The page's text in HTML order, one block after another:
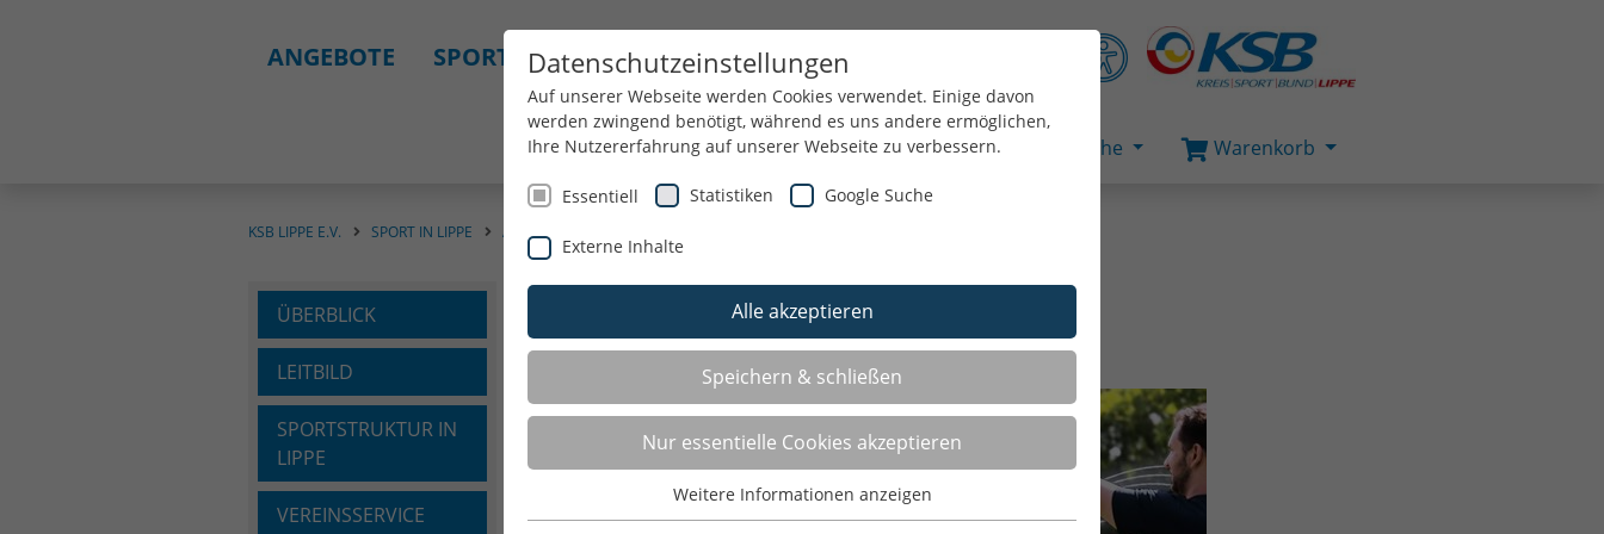
ANGEBOTE SPORT IN LIPPE THEMEN SERVICE
Suche Warenkorb
KSB LIPPE E.V. SPORT IN LIPPE AKTUELLES
ÜBERBLICK
LEITBILD
SPORTSTRUKTUR IN
LIPPE
VEREINSSERVICE
Freie Plätze in den ÜL-C Basismodulen
10.02.2026
Datenschutzeinstellungen
Auf unserer Webseite werden Cookies verwendet. Einige davon
werden zwingend benötigt, während es uns andere ermöglichen,
Ihre Nutzererfahrung auf unserer Webseite zu verbessern.
Essentiell Statistiken Google Suche
Externe Inhalte
Alle akzeptieren
Speichern & schließen
Nur essentielle Cookies akzeptieren
Weitere Informationen anzeigen